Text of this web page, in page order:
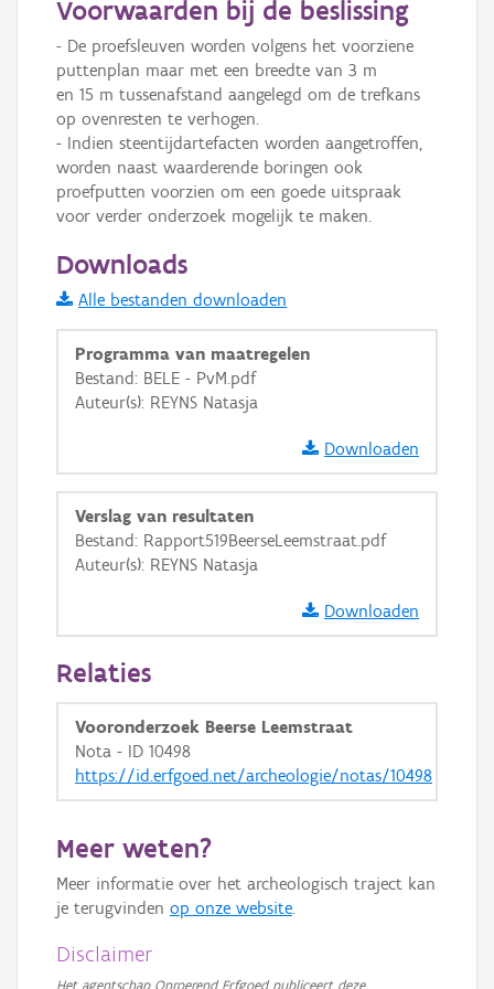
Informatie Vlaanderen
i
+ −
OSM-Basiskaart
Ortho
GRB-Basiskaart in grijswaarden
Voorwaarden bij de beslissing
- De proefsleuven worden volgens het voorziene
puttenplan maar met een breedte van 3 m
en 15 m tussenafstand aangelegd om de trefkans
op ovenresten te verhogen.
- Indien steentijdartefacten worden aangetroffen,
worden naast waarderende boringen ook
proefputten voorzien om een goede uitspraak
voor verder onderzoek mogelijk te maken.
Downloads
Alle bestanden downloaden
Programma van maatregelen
Bestand: BELE - PvM.pdf
Auteur(s): REYNS Natasja
Downloaden
Verslag van resultaten
Bestand: Rapport519BeerseLeemstraat.pdf
Auteur(s): REYNS Natasja
Downloaden
Relaties
Vooronderzoek Beerse Leemstraat
Nota - ID 10498
https://id.erfgoed.net/archeologie/notas/10498
Meer weten?
Meer informatie over het archeologisch traject kan
je terugvinden op onze website.
Disclaimer
Het agentschap Onroerend Erfgoed publiceert deze